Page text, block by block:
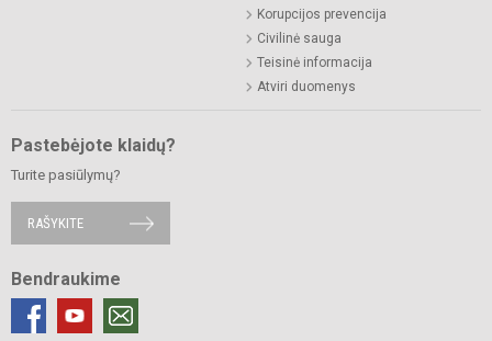
Korupcijos prevencija
Civilinė sauga
Teisinė informacija
Atviri duomenys
Pastebėjote klaidų?
Turite pasiūlymų?
RAŠYKITE
Bendraukime